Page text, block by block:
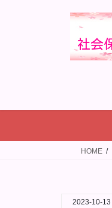
HOME
2023-10-13